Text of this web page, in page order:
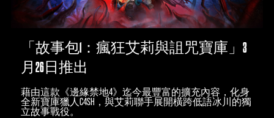
「故事包1：瘋狂艾莉與詛咒寶庫」3
月26日推出
藉由這款《邊緣禁地4》迄今最豐富的擴充內容，化身
全新寶庫獵人C4SH，與艾莉聯手展開橫跨低語冰川的獨
立故事戰役。